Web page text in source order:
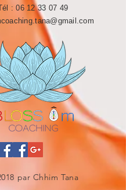
:06 12 33 07 49
par Chhim Tana